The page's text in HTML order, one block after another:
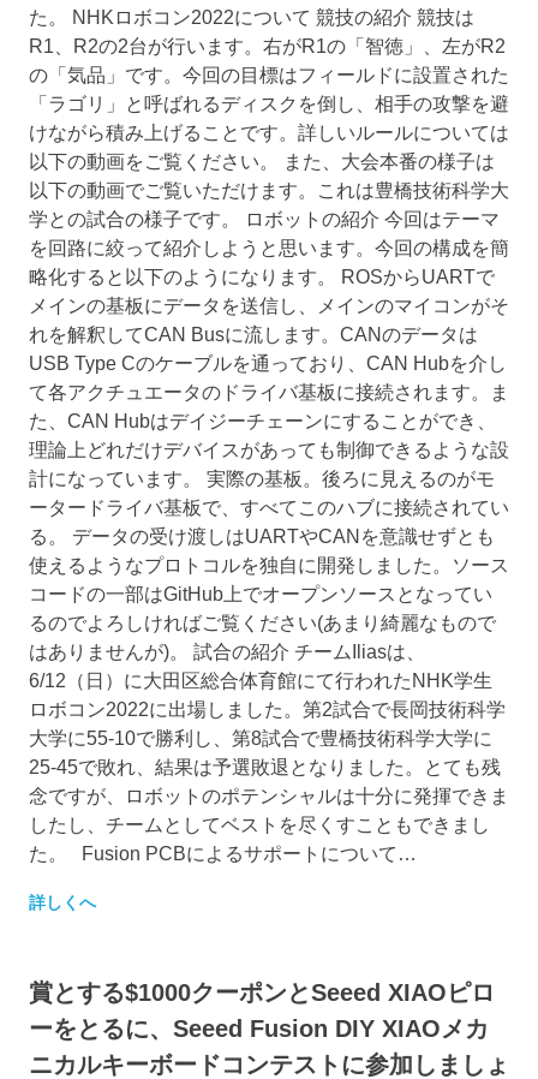
た。 NHKロボコン2022について 競技の紹介 競技は
R1、R2の2台が行います。右がR1の「智徳」、左がR2
の「気品」です。今回の目標はフィールドに設置された
「ラゴリ」と呼ばれるディスクを倒し、相手の攻撃を避
けながら積み上げることです。詳しいルールについては
以下の動画をご覧ください。 また、大会本番の様子は
以下の動画でご覧いただけます。これは豊橋技術科学大
学との試合の様子です。 ロボットの紹介 今回はテーマ
を回路に絞って紹介しようと思います。今回の構成を簡
略化すると以下のようになります。 ROSからUARTで
メインの基板にデータを送信し、メインのマイコンがそ
れを解釈してCAN Busに流します。CANのデータは
USB Type Cのケーブルを通っており、CAN Hubを介し
て各アクチュエータのドライバ基板に接続されます。ま
た、CAN Hubはデイジーチェーンにすることができ、
理論上どれだけデバイスがあっても制御できるような設
計になっています。 実際の基板。後ろに見えるのがモ
ータードライバ基板で、すべてこのハブに接続されてい
る。 データの受け渡しはUARTやCANを意識せずとも
使えるようなプロトコルを独自に開発しました。ソース
コードの一部はGitHub上でオープンソースとなってい
るのでよろしければご覧ください(あまり綺麗なもので
はありませんが)。 試合の紹介 チームIliasは、
6/12（日）に大田区総合体育館にて行われたNHK学生
ロボコン2022に出場しました。第2試合で長岡技術科学
大学に55-10で勝利し、第8試合で豊橋技術科学大学に
25-45で敗れ、結果は予選敗退となりました。とても残
念ですが、ロボットのポテンシャルは十分に発揮できま
したし、チームとしてベストを尽くすこともできまし
た。 Fusion PCBによるサポートについて…
詳しくへ
賞とする$1000クーポンとSeeed XIAOピロ
ーをとるに、Seeed Fusion DIY XIAOメカ
ニカルキーボードコンテストに参加しましょ